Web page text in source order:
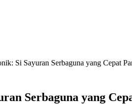
Si Sayuran Serbaguna yang Cepat
Serbaguna yang